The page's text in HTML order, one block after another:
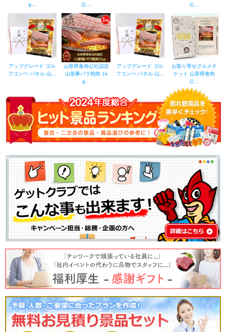
g...
公...
公...
アップグレード ゴル
フコンペ パネル 山...
山形県食肉公社認定
山形豚バラ焼肉 1k
g...
アップグレード ゴル
フコンペ パネル 山...
お取り寄せグルメチ
ケット 山形県食肉
公...